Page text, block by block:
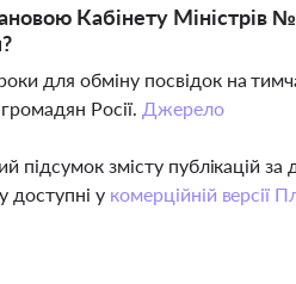
Кабінету
для обміну посвідок на
Росії. Джерело
підсумок змісту публікацій
доступні у комерційній версії